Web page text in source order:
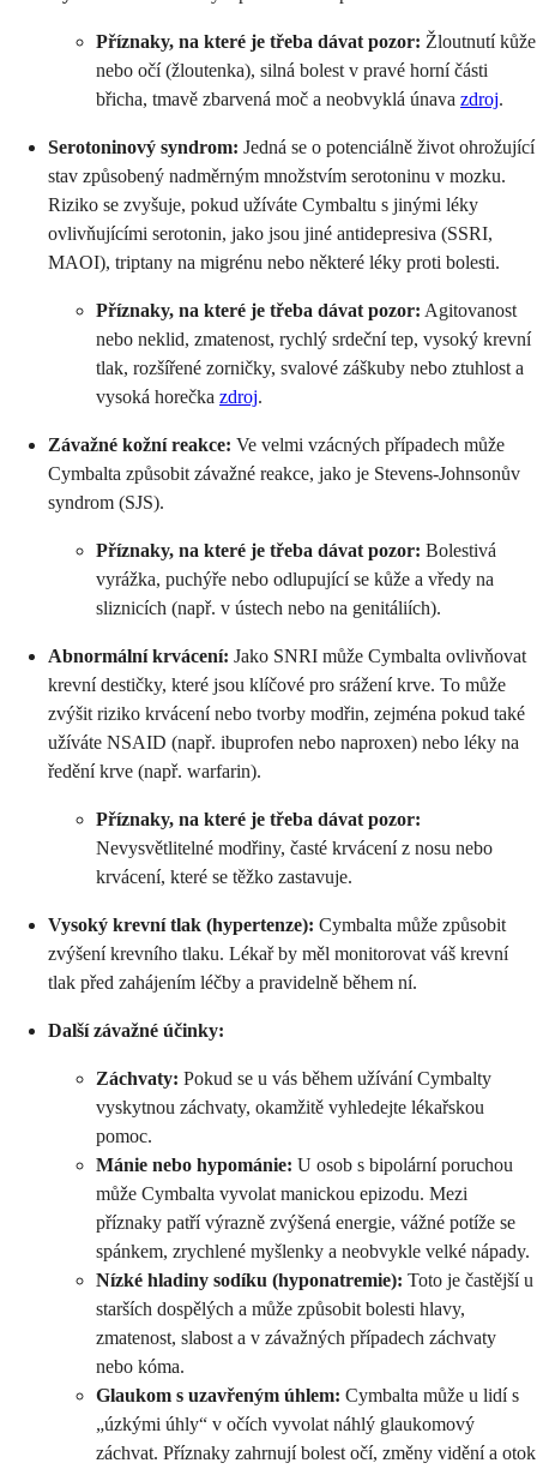
Příznaky, na které je třeba dávat pozor: Žloutnutí kůže
nebo očí (žloutenka), silná bolest v pravé horní části
břicha, tmavě zbarvená moč a neobvyklá únava zdroj.
Serotoninový syndrom: Jedná se o potenciálně život ohrožující
stav způsobený nadměrným množstvím serotoninu v mozku.
Riziko se zvyšuje, pokud užíváte Cymbaltu s jinými léky
ovlivňujícími serotonin, jako jsou jiné antidepresiva (SSRI,
MAOI), triptany na migrénu nebo některé léky proti bolesti.
Příznaky, na které je třeba dávat pozor: Agitovanost
nebo neklid, zmatenost, rychlý srdeční tep, vysoký krevní
tlak, rozšířené zorničky, svalové záškuby nebo ztuhlost a
vysoká horečka zdroj.
Závažné kožní reakce: Ve velmi vzácných případech může
Cymbalta způsobit závažné reakce, jako je Stevens-Johnsonův
syndrom (SJS).
Příznaky, na které je třeba dávat pozor: Bolestivá
vyrážka, puchýře nebo odlupující se kůže a vředy na
sliznicích (např. v ústech nebo na genitáliích).
Abnormální krvácení: Jako SNRI může Cymbalta ovlivňovat
krevní destičky, které jsou klíčové pro srážení krve. To může
zvýšit riziko krvácení nebo tvorby modřin, zejména pokud také
užíváte NSAID (např. ibuprofen nebo naproxen) nebo léky na
ředění krve (např. warfarin).
Příznaky, na které je třeba dávat pozor:
Nevysvětlitelné modřiny, časté krvácení z nosu nebo
krvácení, které se těžko zastavuje.
Vysoký krevní tlak (hypertenze): Cymbalta může způsobit
zvýšení krevního tlaku. Lékař by měl monitorovat váš krevní
tlak před zahájením léčby a pravidelně během ní.
Další závažné účinky:
Záchvaty: Pokud se u vás během užívání Cymbalty
vyskytnou záchvaty, okamžitě vyhledejte lékařskou
pomoc.
Mánie nebo hypománie: U osob s bipolární poruchou
může Cymbalta vyvolat manickou epizodu. Mezi
příznaky patří výrazně zvýšená energie, vážné potíže se
spánkem, zrychlené myšlenky a neobvykle velké nápady.
Nízké hladiny sodíku (hyponatremie): Toto je častější u
starších dospělých a může způsobit bolesti hlavy,
zmatenost, slabost a v závažných případech záchvaty
nebo kóma.
Glaukom s uzavřeným úhlem: Cymbalta může u lidí s
„úzkými úhly“ v očích vyvolat náhlý glaukomový
záchvat. Příznaky zahrnují bolest očí, změny vidění a otok